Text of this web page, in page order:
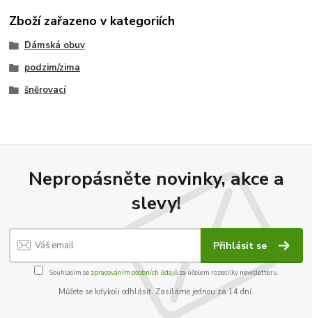
Zboží zařazeno v kategoriích
Dámská obuv
podzim/zima
šněrovací
Nepropásněte novinky, akce a
slevy!
Přihlásit se
Souhlasím se zpracováním osobních údajůza účelem rozesílky newsletteru.
Můžete se kdykoli odhlásit. Zasíláme jednou za 14 dní.